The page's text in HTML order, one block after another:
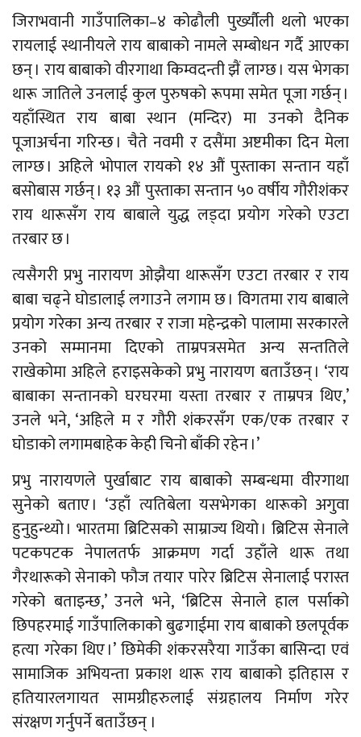
जिराभवानी गाउँपालिका–४ कोढौली पुर्ख्यौली थलो भएका
रायलाई स्थानीयले राय बाबाको नामले सम्बोधन गर्दै आएका
छन् । राय बाबाको वीरगाथा किम्वदन्ती झैं लाग्छ । यस भेगका
थारू जातिले उनलाई कुल पुरुषको रूपमा समेत पूजा गर्छन् ।
यहाँस्थित राय बाबा स्थान (मन्दिर) मा उनको दैनिक
पूजाअर्चना गरिन्छ । चैते नवमी र दसैंमा अष्टमीका दिन मेला
लाग्छ । अहिले भोपाल रायको १४ औं पुस्ताका सन्तान यहाँ
बसोबास गर्छन् । १३ औं पुस्ताका सन्तान ५० वर्षीय गौरीशंकर
राय थारूसँग राय बाबाले युद्ध लड्दा प्रयोग गरेको एउटा
तरबार छ ।
त्यसैगरी प्रभु नारायण ओझैया थारूसँग एउटा तरबार र राय
बाबा चढ्ने घोडालाई लगाउने लगाम छ । विगतमा राय बाबाले
प्रयोग गरेका अन्य तरबार र राजा महेन्द्रको पालामा सरकारले
उनको सम्मानमा दिएको ताम्रपत्रसमेत अन्य सन्ततिले
राखेकोमा अहिले हराइसकेको प्रभु नारायण बताउँछन् । ‘राय
बाबाका सन्तानको घरघरमा यस्ता तरबार र ताम्रपत्र थिए,’
उनले भने, ‘अहिले म र गौरी शंकरसँग एक/एक तरबार र
घोडाको लगामबाहेक केही चिनो बाँकी रहेन ।’
प्रभु नारायणले पुर्खाबाट राय बाबाको सम्बन्धमा वीरगाथा
सुनेको बताए । ‘उहाँ त्यतिबेला यसभेगका थारूको अगुवा
हुनुहुन्थ्यो । भारतमा ब्रिटिसको साम्राज्य थियो । ब्रिटिस सेनाले
पटकपटक नेपालतर्फ आक्रमण गर्दा उहाँले थारू तथा
गैरथारूको सेनाको फौज तयार पारेर ब्रिटिस सेनालाई परास्त
गरेको बताइन्छ,’ उनले भने, ‘ब्रिटिस सेनाले हाल पर्साको
छिपहरमाई गाउँपालिकाको बुढगाईमा राय बाबाको छलपूर्वक
हत्या गरेका थिए ।’ छिमेकी शंकरसरैया गाउँका बासिन्दा एवं
सामाजिक अभियन्ता प्रकाश थारू राय बाबाको इतिहास र
हतियारलगायत सामग्रीहरुलाई संग्रहालय निर्माण गरेर
संरक्षण गर्नुपर्ने बताउँछन् ।